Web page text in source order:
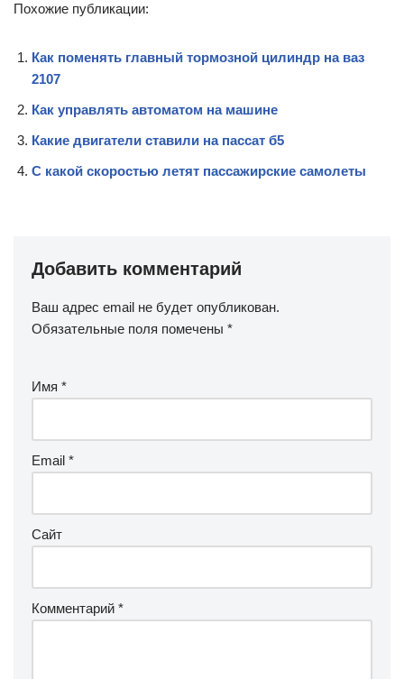
Похожие публикации:
Как поменять главный тормозной цилиндр на ваз
2107
Как управлять автоматом на машине
Какие двигатели ставили на пассат б5
С какой скоростью летят пассажирские самолеты
Добавить комментарий
Ваш адрес email не будет опубликован.
Обязательные поля помечены *
Имя *
Email *
Сайт
Комментарий *